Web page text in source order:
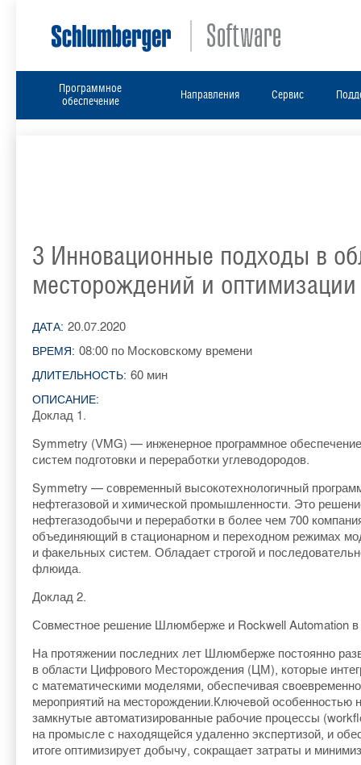
Программное
обеспечение
Направления Сервис
3 Инновационные подходы в
месторождений и оптимизации
ДАТА: 20.07.2020
ВРЕМЯ: 08:00 по Московскому времени
ДЛИТЕЛЬНОСТЬ: 60 мин
ОПИСАНИЕ:
Доклад 1.
Symmetry (VMG) — инженерное программное
систем подготовки и переработки углеводородов.
Symmetry — современный высокотехнологичный
нефтегазовой и химической промышленности. Это
нефтегазодобычи и переработки в более чем 700
объединяющий встационарном и переходном режимах
ифакельных систем. Обладает строгой и
флюида.
Доклад 2.
Совместное решение Шлюмберже и Rockwell Automation в
На протяжении последних лет Шлюмберже постоянно
в области Цифрового Месторождения (ЦМ), которые
c математическими моделями, обеспечивая своевре
мероприятий на месторождении.Ключевой особенностью
замкнутые автоматизированные рабочие процессы
на промысле с находящейся удаленно экспертизой, и
итоге оптимизирует добычу, сокращает затраты и